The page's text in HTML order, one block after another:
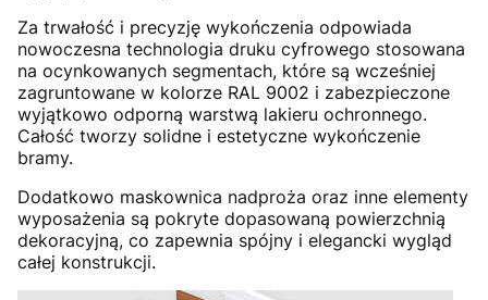
Za trwałość i precyzję wykończenia odpowiada
nowoczesna technologia druku cyfrowego stosowana
na ocynkowanych segmentach, które są wcześniej
zagruntowane w kolorze RAL 9002 i zabezpieczone
wyjątkowo odporną warstwą lakieru ochronnego.
Całość tworzy solidne i estetyczne wykończenie
bramy.
Dodatkowo maskownica nadproża oraz inne elementy
wyposażenia są pokryte dopasowaną powierzchnią
dekoracyjną, co zapewnia spójny i elegancki wygląd
całej konstrukcji.